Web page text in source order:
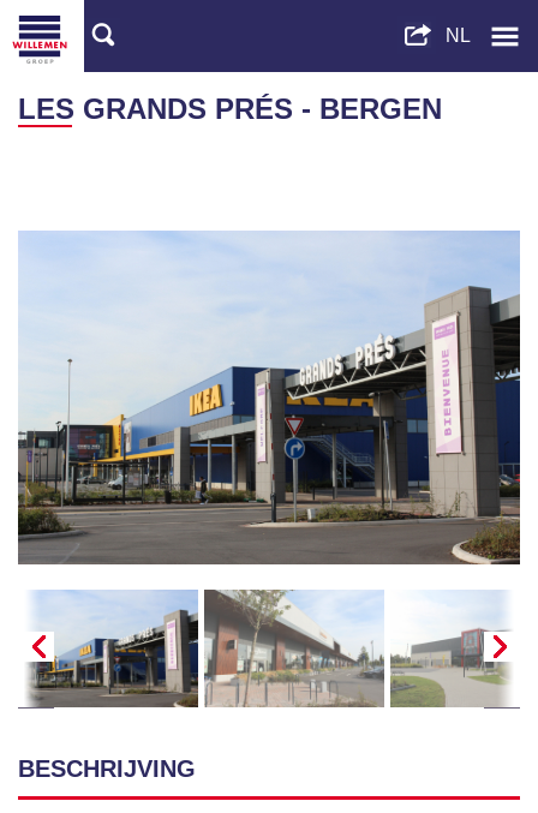
LES GRANDS PRÉS - BERGEN
BESCHRIJVING